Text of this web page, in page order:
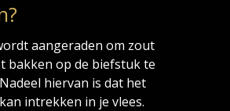
aangeraden om zout
bakken op de biefstuk te
hiervan is dat het
intrekken in je vlees.